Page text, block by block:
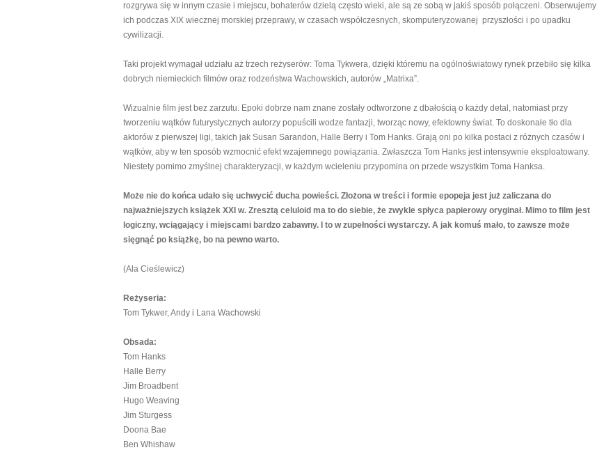
rozgrywa się w innym czasie i miejscu, bohaterów dzielą często wieki, ale są ze sobą w jakiś sposób połączeni. Obserwujemy
ich podczas XIX wiecznej morskiej przeprawy, w czasach współczesnych, skomputeryzowanej przyszłości i po upadku
cywilizacji.
Taki projekt wymagał udziału aż trzech reżyserów: Toma Tykwera, dzięki któremu na ogólnoświatowy rynek przebiło się kilka
dobrych niemieckich filmów oraz rodzeństwa Wachowskich, autorów „Matrixa”.
Wizualnie film jest bez zarzutu. Epoki dobrze nam znane zostały odtworzone z dbałością o każdy detal, natomiast przy
tworzeniu wątków futurystycznych autorzy popuścili wodze fantazji, tworząc nowy, efektowny świat. To doskonałe tło dla
aktorów z pierwszej ligi, takich jak Susan Sarandon, Halle Berry i Tom Hanks. Grają oni po kilka postaci z różnych czasów i
wątków, aby w ten sposób wzmocnić efekt wzajemnego powiązania. Zwłaszcza Tom Hanks jest intensywnie eksploatowany.
Niestety pomimo zmyślnej charakteryzacji, w każdym wcieleniu przypomina on przede wszystkim Toma Hanksa.
Może nie do końca udało się uchwycić ducha powieści. Złożona w treści i formie epopeja jest już zaliczana do
najważniejszych książek XXI w. Zresztą celuloid ma to do siebie, że zwykle spłyca papierowy oryginał. Mimo to film jest
logiczny, wciągający i miejscami bardzo zabawny. I to w zupełności wystarczy. A jak komuś mało, to zawsze może
sięgnąć po książkę, bo na pewno warto.
(Ala Cieślewicz)
Reżyseria:
Tom Tykwer, Andy i Lana Wachowski
Obsada:
Tom Hanks
Halle Berry
Jim Broadbent
Hugo Weaving
Jim Sturgess
Doona Bae
Ben Whishaw